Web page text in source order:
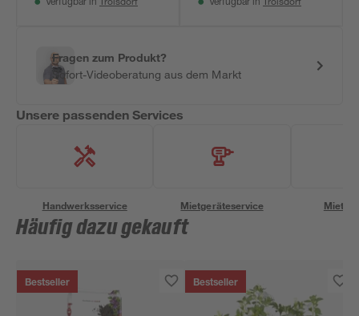
Verfügbar in
Verfügbar in
Fragen zum Produkt?
Sofort-Videoberatung aus dem Markt
Unsere passenden Services
Handwerksservice Mietgeräteservice
Häufig dazu gekauft
Bestseller Bestseller